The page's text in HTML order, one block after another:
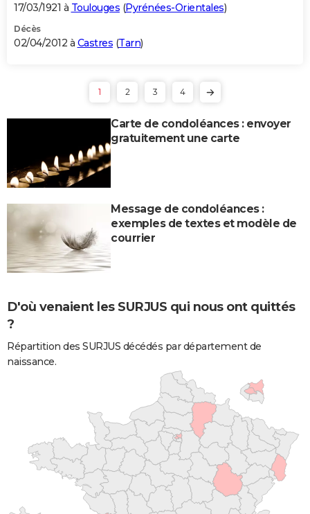
17/03/1921 à Toulouges (Pyrénées-Orientales)
Décès
02/04/2012 à Castres (Tarn)
1 2 3 4
Carte de condoléances : envoyer
gratuitement une carte
Message de condoléances :
exemples de textes et modèle de
courrier
D'où venaient les SURJUS qui nous ont quittés
?
Répartition des SURJUS décédés par département de
naissance.